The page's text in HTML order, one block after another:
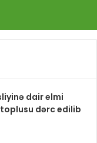
dair elmi
dərc edilib